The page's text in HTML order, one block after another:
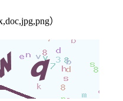
）